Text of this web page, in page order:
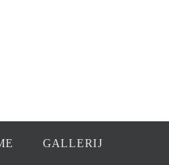
GALLERIJ